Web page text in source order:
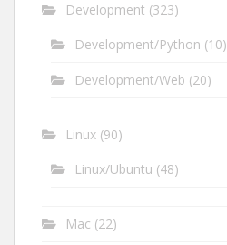
Development (323)
Development/Python (10)
Development/Web (20)
Linux (90)
Linux/Ubuntu (48)
Mac (22)